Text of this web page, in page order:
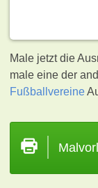
Male jetzt die
male eine der
Fußballvereine